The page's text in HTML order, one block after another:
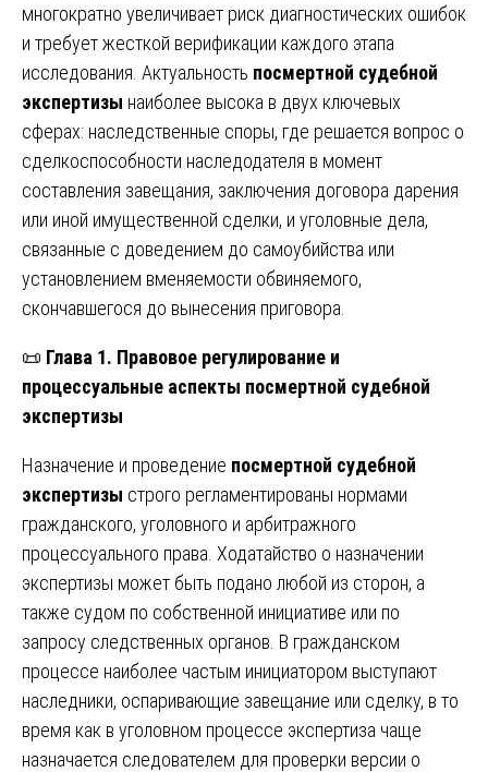
многократно увеличивает риск диагностических ошибок
и требует жесткой верификации каждого этапа
исследования. Актуальность посмертной судебной
экспертизы наиболее высока в двух ключевых
сферах: наследственные споры, где решается вопрос о
сделкоспособности наследодателя в момент
составления завещания, заключения договора дарения
или иной имущественной сделки, и уголовные дела,
связанные с доведением до самоубийства или
установлением вменяемости обвиняемого,
скончавшегося до вынесения приговора.
📜 Глава 1. Правовое регулирование и
процессуальные аспекты посмертной судебной
экспертизы
Назначение и проведение посмертной судебной
экспертизы строго регламентированы нормами
гражданского, уголовного и арбитражного
процессуального права. Ходатайство о назначении
экспертизы может быть подано любой из сторон, а
также судом по собственной инициативе или по
запросу следственных органов. В гражданском
процессе наиболее частым инициатором выступают
наследники, оспаривающие завещание или сделку, в то
время как в уголовном процессе экспертиза чаще
назначается следователем для проверки версии о